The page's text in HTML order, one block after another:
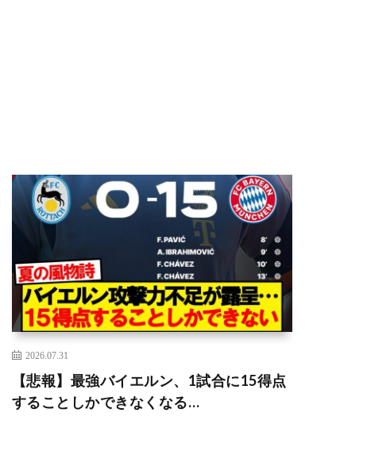
2026.07.31
【悲報】最強バイエルン、1試合に15得点
することしかできなくなる…